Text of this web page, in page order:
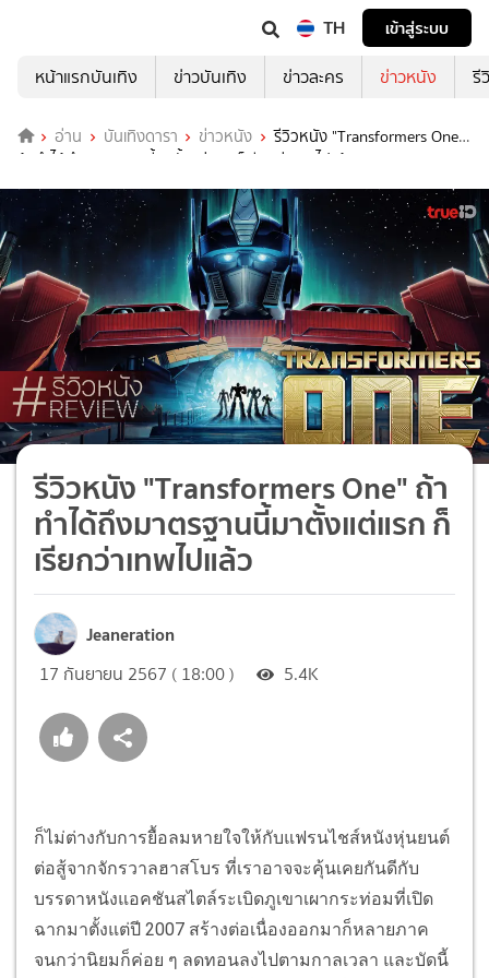
TH
เข้าสู่ระบบ
หน้าแรกบันเทิง
ข่าวบันเทิง ข่าวละคร ข่าวหนัง รี
อ่าน บันเทิงดารา ข่าวหนัง
รีวิวหนัง "Transformers One"
ถ้าทำได้ถึงมาตรฐานนี้มาตั้งแต่แรก ก็เรียกว่าเทพไปแล้ว
รีวิวหนัง "Transformers One" ถ้า
ทำได้ถึงมาตรฐานนี้มาตั้งแต่แรก ก็
เรียกว่าเทพไปแล้ว
Jeaneration
17 กันยายน 2567 ( 18:00 ) 5.4K
ก็ไม่ต่างกับการยื้อลมหายใจให้กับแฟรนไชส์หนังหุ่นยนต์
ต่อสู้จากจักรวาลฮาสโบร ที่เราอาจจะคุ้นเคยกันดีกับ
บรรดาหนังแอคชันสไตล์ระเบิดภูเขาเผากระท่อมที่เปิด
ฉากมาตั้งแต่ปี 2007 สร้างต่อเนื่องออกมาก็หลายภาค
จนกว่านิยมก็ค่อย ๆ ลดทอนลงไปตามกาลเวลา และบัดนี้